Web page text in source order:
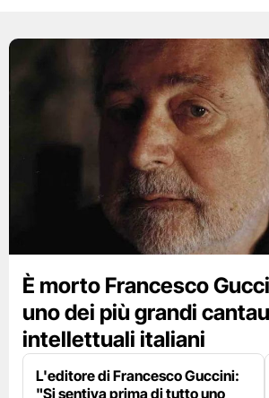
È morto Francesco
uno dei più grandi
intellettuali italiani
L'editore di Francesco Guccini:
"Si sentiva prima di tutto uno